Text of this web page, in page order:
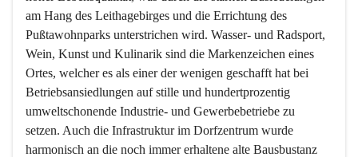
am Hang des Leithagebirges und die Errichtung des
Pußtawohnparks unterstrichen wird. Wasser- und Radsport,
Wein, Kunst und Kulinarik sind die Markenzeichen eines
Ortes, welcher es als einer der wenigen geschafft hat bei
Betriebsansiedlungen auf stille und hundertprozentig
umweltschonende Industrie- und Gewerbebetriebe zu
setzen. Auch die Infrastruktur im Dorfzentrum wurde
harmonisch an die noch immer erhaltene alte Bausbustanz